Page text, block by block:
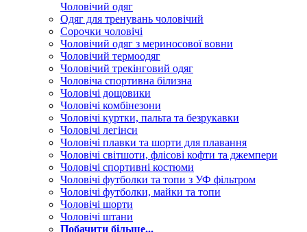
Чоловічий одяг
Одяг для тренувань чоловічий
Сорочки чоловічі
Чоловічий одяг з мериносової вовни
Чоловічий термоодяг
Чоловічий трекінговий одяг
Чоловіча спортивна білизна
Чоловічі дощовики
Чоловічі комбінезони
Чоловічі куртки, пальта та безрукавки
Чоловічі легінси
Чоловічі плавки та шорти для плавання
Чоловічі світшоти, флісові кофти та джемпери
Чоловічі спортивні костюми
Чоловічі футболки та топи з УФ фільтром
Чоловічі футболки, майки та топи
Чоловічі шорти
Чоловічі штани
Побачити більше...